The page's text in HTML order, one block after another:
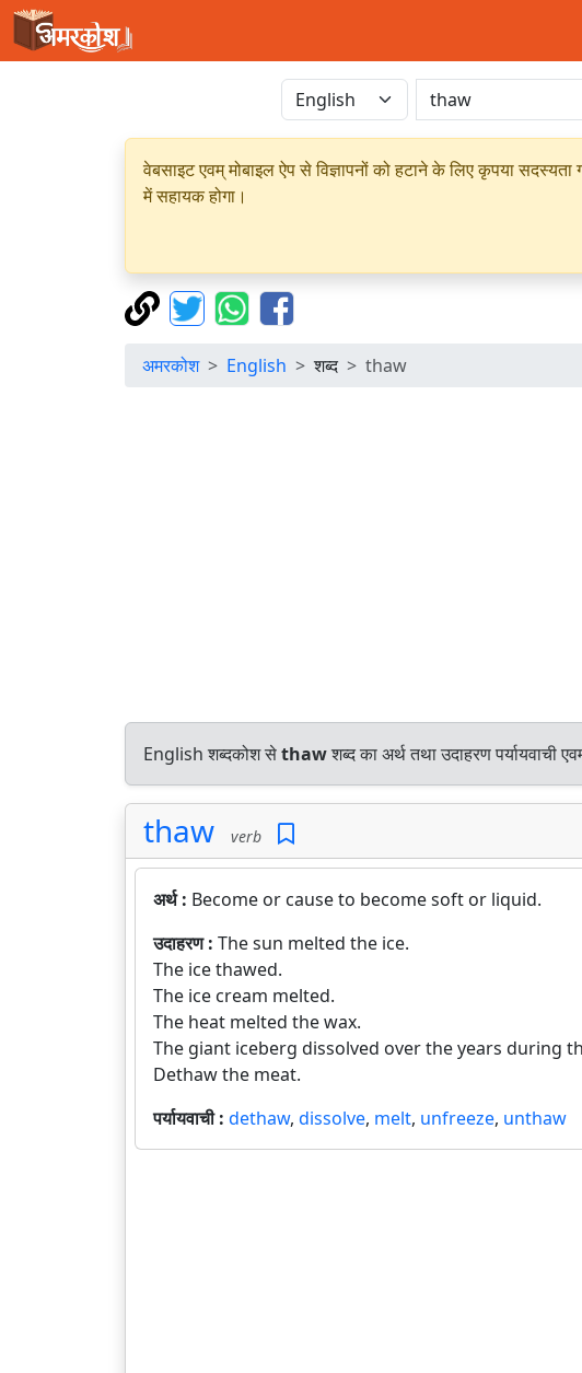
वेबसाइट एवम् मोबाइल ऐप से विज्ञापनों को हटाने के लिए कृपया
में सहायक होगा।
अमरकोश English शब्द thaw
English शब्दकोश सेthawशब्द का अर्थ तथा उदाहरण पर्यायवाची
thaw verb
अर्थ : Become or cause to become soft or liquid.
उदाहरण : The sun melted the ice.
The ice thawed.
The ice cream melted.
The heat melted the wax.
The giant iceberg dissolved over the years during
Dethaw the meat.
पर्यायवाची : dethaw, dissolve, melt, unfreeze, unthaw